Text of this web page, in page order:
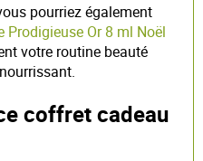
pourriez également
Prodigieuse Or 8 ml Noël
votre routine beauté
coffret cadeau